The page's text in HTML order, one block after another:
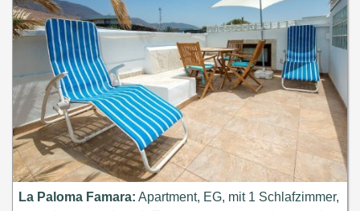
La Paloma Famara: Apartment, EG, mit 1 Schlafzimmer,